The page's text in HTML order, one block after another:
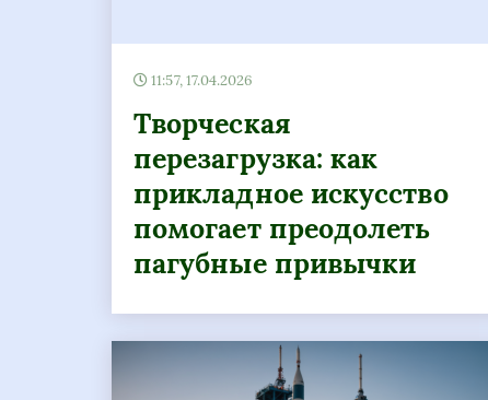
11:57, 17.04.2026
Творческая
перезагрузка: как
прикладное искусство
помогает преодолеть
пагубные привычки